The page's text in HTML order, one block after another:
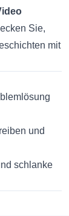
Sie,
mit
und
schlanke